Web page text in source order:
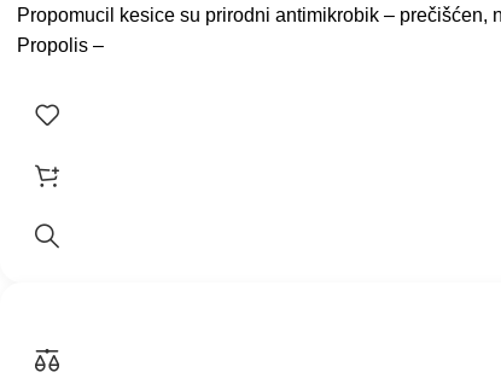
Propomucil kesice su prirodni antimikrobik –
Propolis –